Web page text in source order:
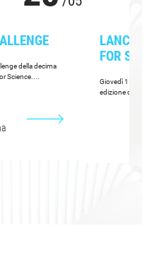
della decima
Science....
LANCIO
FOR
Giovedì 11
edizione di Mad